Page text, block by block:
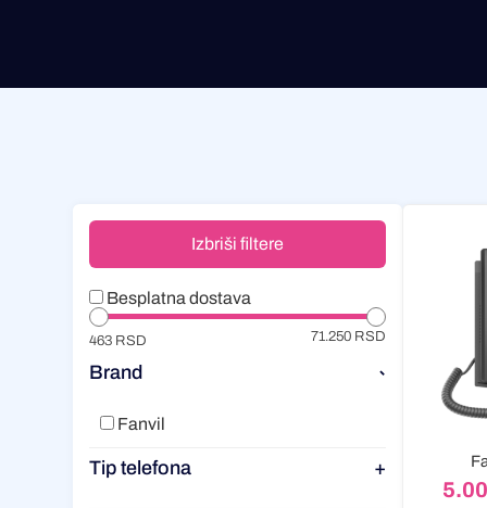
Izbriši filtere
Besplatna dostava
463 RSD 71.250 RSD
Brand -
Fanvil
Tip telefona +